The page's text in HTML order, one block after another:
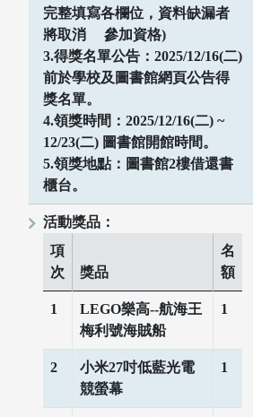
完整填寫各欄位，資料缺漏者
將取消 參加資格)
3.得獎名單公告：2025/12/16(二)
前於學校及圖書館網頁公告得
獎名單。
4.領獎時間：2025/12/16(二) ~
12/23(二) 圖書館開館時間。
5.領獎地點：圖書館2樓借還書
櫃台。
活動獎品：
項
次
獎品
名
額
1
LEGO樂高--航海王
梅利號海賊船
1
2
小米27吋低藍光電
競螢幕
1